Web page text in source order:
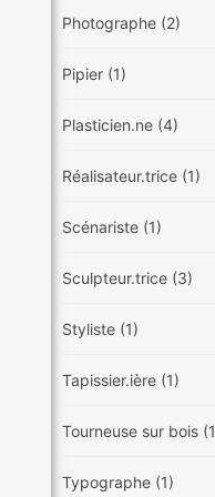
Photographe (2)
Pipier (1)
Plasticien.ne (4)
Réalisateur.trice (1)
Scénariste (1)
Sculpteur.trice (3)
Styliste (1)
Tapissier.ière (1)
Tourneuse sur bois
Typographe (1)